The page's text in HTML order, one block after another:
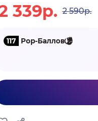
339р. 2 590р.
117 Pop-Баллов